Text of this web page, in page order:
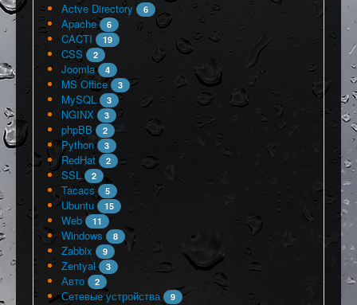
Actve Directory 6
Apache 6
CACTI 19
CSS 2
Joomla 4
MS Office 3
MySQL 3
NGINX 3
phpBB 2
Python 3
RedHat 2
SSL 2
Tacacs 5
Ubuntu 15
Web 11
Windows 8
Zabbix 9
Zentyal 3
Авто 2
Сетевые устройства 9